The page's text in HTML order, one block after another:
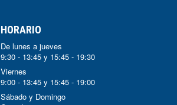
HORARIO
De lunes a jueves
9:30 - 13:45 y 15:45 - 19:30
Viernes
9:00 - 13:45 y 15:45 - 19:00
Sábado y Domingo